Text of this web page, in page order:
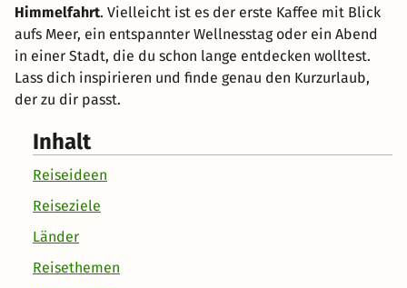
Himmelfahrt. Vielleicht ist es der erste Kaffee mit Blick
aufs Meer, ein entspannter Wellnesstag oder ein Abend
in einer Stadt, die du schon lange entdecken wolltest.
Lass dich inspirieren und finde genau den Kurzurlaub,
der zu dir passt.
Inhalt
Reiseideen
Reiseziele
Länder
Reisethemen